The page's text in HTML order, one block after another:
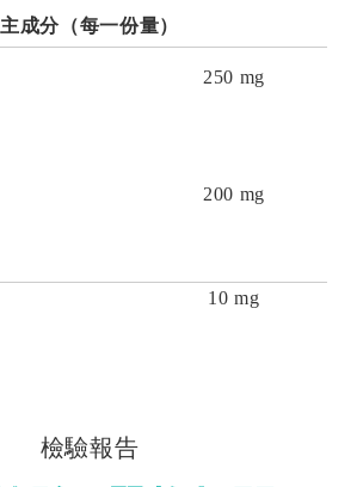
主成分（每一份量）
250 mg
200 mg
10 mg
檢驗報告